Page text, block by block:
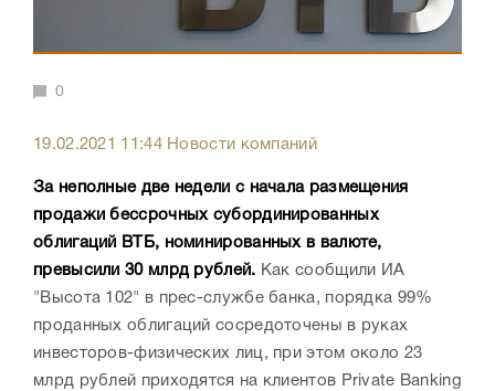
0
19.02.2021 11:44 Новости компаний
За неполные две недели с начала размещения
продажи бессрочных субординированных
облигаций ВТБ, номинированных в валюте,
превысили 30 млрд рублей. Как сообщили ИА
"Высота 102" в прес-службе банка, порядка 99%
проданных облигаций сосредоточены в руках
инвесторов-физических лиц, при этом около 23
млрд рублей приходятся на клиентов Private Banking